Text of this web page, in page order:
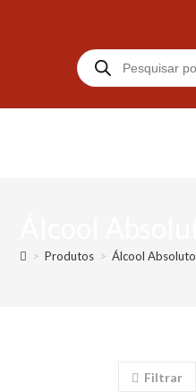
> Produtos > Álcool Absoluto
Filtrar